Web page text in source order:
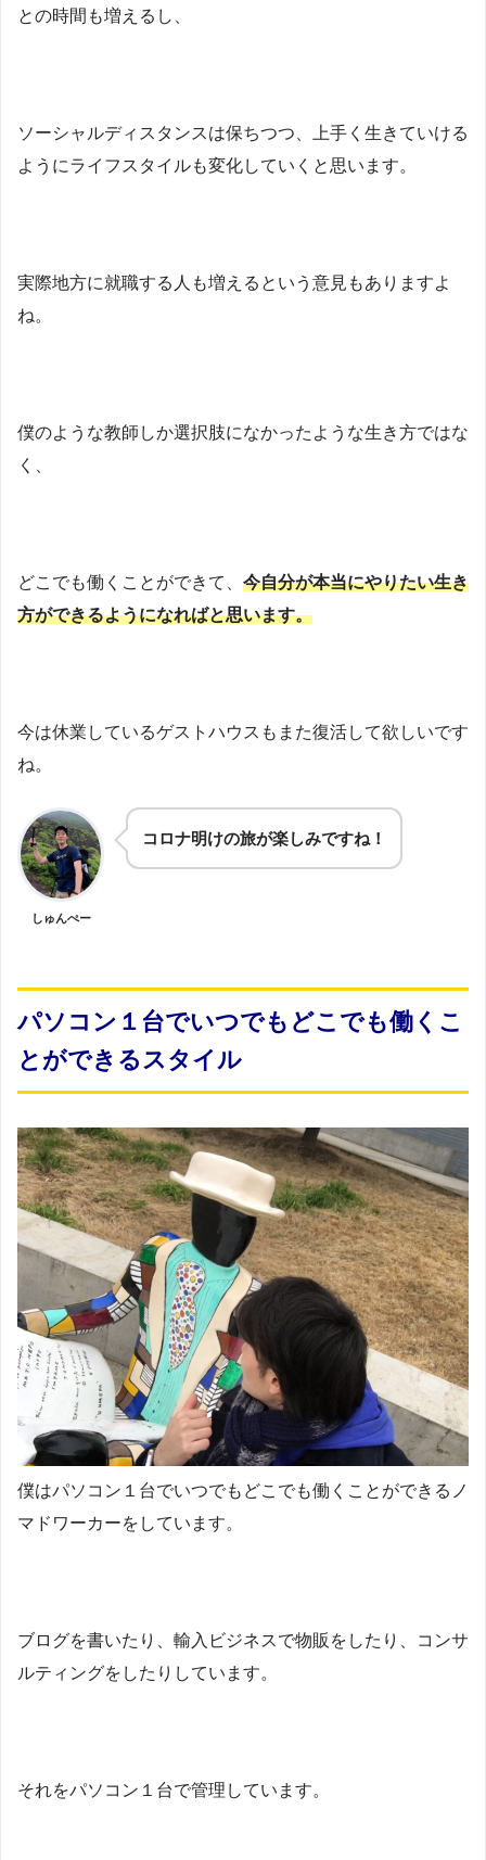
との時間も増えるし、
ソーシャルディスタンスは保ちつつ、上手く生きていける
ようにライフスタイルも変化していくと思います。
実際地方に就職する人も増えるという意見もありますよ
ね。
僕のような教師しか選択肢になかったような生き方ではな
く、
どこでも働くことができて、 今自分が本当にやりたい生き
方ができるようになればと思います。
今は休業しているゲストハウスもまた復活して欲しいです
ね。
しゅんぺー
コロナ明けの旅が楽しみですね！
パソコン１台でいつでもどこでも働くこ
とができるスタイル
僕はパソコン１台でいつでもどこでも働くことができるノ
マドワーカーをしています。
ブログを書いたり、輸入ビジネスで物販をしたり、コンサ
ルティングをしたりしています。
それをパソコン１台で管理しています。